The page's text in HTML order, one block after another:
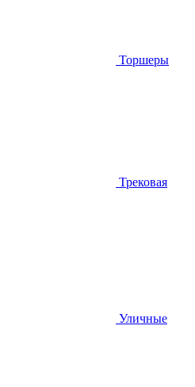
Торшеры
Трековая
Уличные